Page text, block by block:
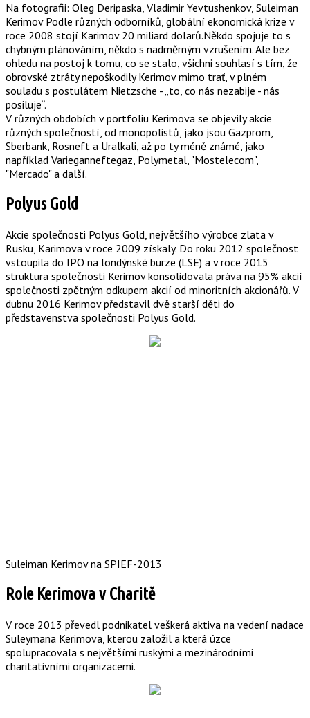
Na fotografii: Oleg Deripaska, Vladimir Yevtushenkov, Suleiman
Kerimov Podle různých odborníků, globální ekonomická krize v
roce 2008 stojí Karimov 20 miliard dolarů.Někdo spojuje to s
chybným plánováním, někdo s nadměrným vzrušením. Ale bez
ohledu na postoj k tomu, co se stalo, všichni souhlasí s tím, že
obrovské ztráty nepoškodily Kerimov mimo trať, v plném
souladu s postulátem Nietzsche - „to, co nás nezabije - nás
posiluje“.
V různých obdobích v portfoliu Kerimova se objevily akcie
různých společností, od monopolistů, jako jsou Gazprom,
Sberbank, Rosneft a Uralkali, až po ty méně známé, jako
například Varieganneftegaz, Polymetal, "Mostelecom",
"Mercado" a další.
Polyus Gold
Akcie společnosti Polyus Gold, největšího výrobce zlata v
Rusku, Karimova v roce 2009 získaly. Do roku 2012 společnost
vstoupila do IPO na londýnské burze (LSE) a v roce 2015
struktura společnosti Kerimov konsolidovala práva na 95% akcií
společnosti zpětným odkupem akcií od minoritních akcionářů. V
dubnu 2016 Kerimov představil dvě starší děti do
představenstva společnosti Polyus Gold.
Suleiman Kerimov na SPIEF-2013
Role Kerimova v Charitě
V roce 2013 převedl podnikatel veškerá aktiva na vedení nadace
Suleymana Kerimova, kterou založil a která úzce
spolupracovala s největšími ruskými a mezinárodními
charitativními organizacemi.